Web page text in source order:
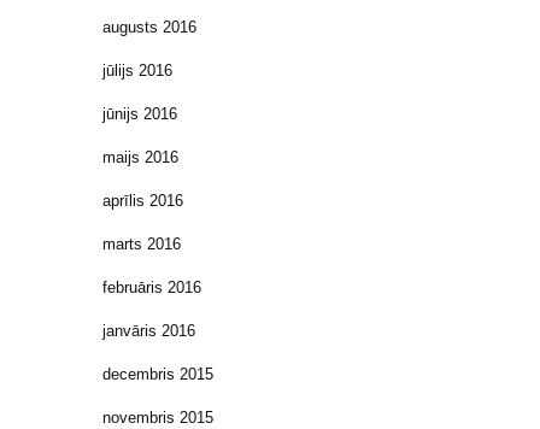
augusts 2016
jūlijs 2016
jūnijs 2016
maijs 2016
aprīlis 2016
marts 2016
februāris 2016
janvāris 2016
decembris 2015
novembris 2015